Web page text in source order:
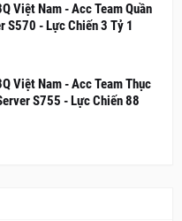
Việt Nam - Acc Team Quần
S570 - Lực Chiến 3 Tỷ 1
Việt Nam - Acc Team Thục
S755 - Lực Chiến 88